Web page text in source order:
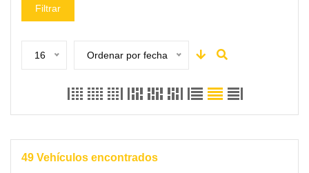
Filtrar
16 Ordenar por fecha
49 Vehículos encontrados